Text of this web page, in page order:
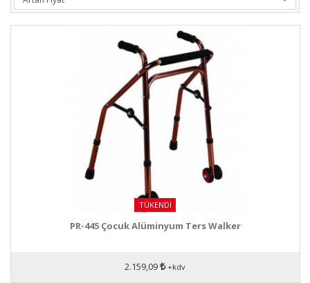
TÜKENDI
PR-445 Çocuk Alüminyum Ters Walker
2.159,09 +kdv